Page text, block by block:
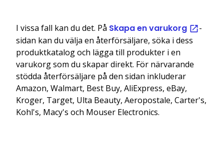
I vissa fall kan du det. På Skapa en varukorg
-
sidan kan du välja en återförsäljare, söka i dess
produktkatalog och lägga till produkter i en
varukorg som du skapar direkt. För närvarande
stödda återförsäljare på den sidan inkluderar
Amazon, Walmart, Best Buy, AliExpress, eBay,
Kroger, Target, Ulta Beauty, Aeropostale, Carter's,
Kohl's, Macy's och Mouser Electronics.